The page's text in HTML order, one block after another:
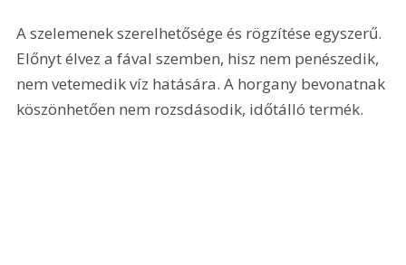
A szelemenek szerelhetősége és rögzítése egyszerű.
Előnyt élvez a fával szemben, hisz nem penészedik,
nem vetemedik víz hatására. A horgany bevonatnak
köszönhetően nem rozsdásodik, időtálló termék.